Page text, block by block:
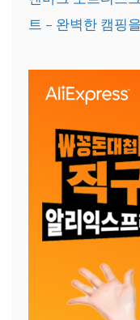
트 – 완벽한 캠핑